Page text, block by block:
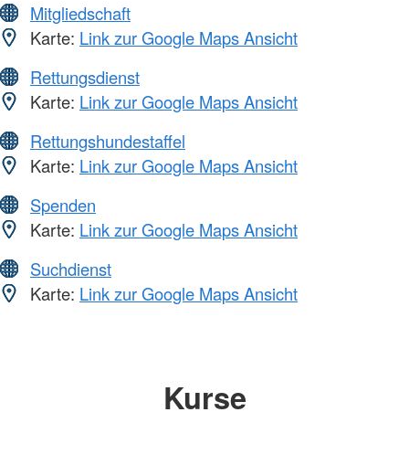
Mitgliedschaft
Karte: Link zur Google Maps Ansicht
Rettungsdienst
Karte: Link zur Google Maps Ansicht
Rettungshundestaffel
Karte: Link zur Google Maps Ansicht
Spenden
Karte: Link zur Google Maps Ansicht
Suchdienst
Karte: Link zur Google Maps Ansicht
Kurse